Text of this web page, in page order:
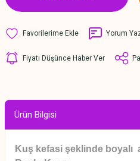
Yorum
Fiyatı Düşünce Haber Ver
Ürün Bilgisi
Kuş kefasi şeklinde boyalı